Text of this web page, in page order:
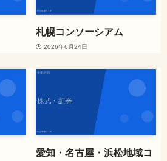
札幌コンソーシアム
2026年6月24日
愛知・名古屋・浜松地域コ